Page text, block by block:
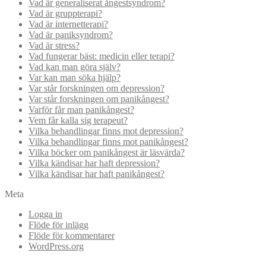
Vad är generaliserat ångestsyndrom?
Vad är gruppterapi?
Vad är internetterapi?
Vad är paniksyndrom?
Vad är stress?
Vad fungerar bäst: medicin eller terapi?
Vad kan man göra själv?
Var kan man söka hjälp?
Var står forskningen om depression?
Var står forskningen om panikångest?
Varför får man panikångest?
Vem får kalla sig terapeut?
Vilka behandlingar finns mot depression?
Vilka behandlingar finns mot panikångest?
Vilka böcker om panikångest är läsvärda?
Vilka kändisar har haft depression?
Vilka kändisar har haft panikångest?
Meta
Logga in
Flöde för inlägg
Flöde för kommentarer
WordPress.org